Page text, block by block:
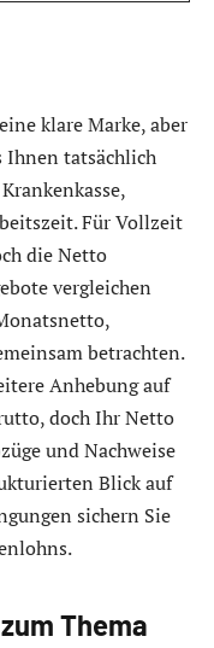
klare Marke, aber
Ihnen tatsächlich
Für Vollzeit
die Netto
vergleichen
betrachten.
Anhebung auf
doch Ihr Netto
und Nachweise
Blick auf
sichern Sie
Thema